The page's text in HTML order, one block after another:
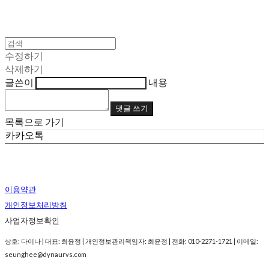
수정하기
삭제하기
글쓴이
내용
댓글 쓰기
목록으로 가기
카카오톡
이용약관
개인정보처리방침
사업자정보확인
상호: 다이나 | 대표: 최윤정 | 개인정보관리책임자: 최윤정 | 전화: 010-2271-1721 | 이메일:
seunghee@dynaurvs.com